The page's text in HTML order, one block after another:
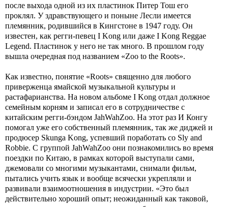
после выхода одной из их пластинок Питер Тош его
проклял. У здравствующего и поныне Лесли имеется
племянник, родившийся в Кингстоне в 1947 году. Он
известен, как регги-певец I Kong или даже I Kong Reggae
Legend. Пластинок у него не так много. В прошлом году
вышла очередная под названием «Zoo to the Roots».
Как известно, понятие «Roots» священно для любого
приверженца ямайской музыкальной культуры и
растафарианства. На новом альбоме I Kong отдал должное
семейным корням и записал его в сотрудничестве с
китайским регги-бэндом JahWahZoo. На этот раз И Конгу
помогал уже его собственный племянник, так же диджей и
продюсер Skunga Kong, успевший поработать со Sly and
Robbie. С группой JahWahZoo они познакомились во время
поездки по Китаю, в рамках которой выступали сами,
джемовали со многими музыкантами, снимали фильм,
пытались учить язык и вообще всячески укрепляли и
развивали взаимоотношения в индустрии. «Это был
действительно хороший опыт; неожиданный как таковой,